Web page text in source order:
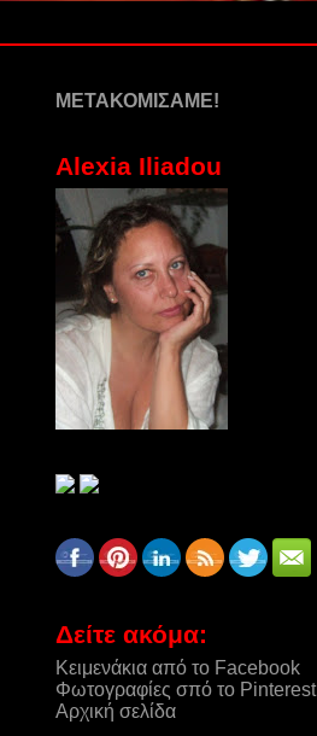
ΜΕΤΑΚΟΜΙΣΑΜΕ!
Alexia Iliadou
Δείτε ακόμα:
Κειμενάκια από το Facebook
Φωτογραφίες σπό το Pinterest
Αρχική σελίδα